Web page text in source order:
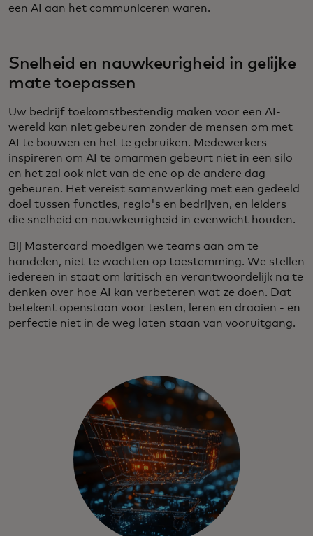
een AI aan het communiceren waren.
Snelheid en nauwkeurigheid in gelijke
mate toepassen
Uw bedrijf toekomstbestendig maken voor een AI-
wereld kan niet gebeuren zonder de mensen om met
AI te bouwen en het te gebruiken. Medewerkers
inspireren om AI te omarmen gebeurt niet in een silo
en het zal ook niet van de ene op de andere dag
gebeuren. Het vereist samenwerking met een gedeeld
doel tussen functies, regio's en bedrijven, en leiders
die snelheid en nauwkeurigheid in evenwicht houden.
Bij Mastercard moedigen we teams aan om te
handelen, niet te wachten op toestemming. We stellen
iedereen in staat om kritisch en verantwoordelijk na te
denken over hoe AI kan verbeteren wat ze doen. Dat
betekent openstaan voor testen, leren en draaien - en
perfectie niet in de weg laten staan van vooruitgang.